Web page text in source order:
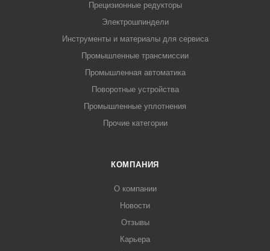
Прецизионные редукторы
Электрошпиндели
Инструменты и материалы для сервиса
Промышленные трансмиссии
Промышленная автоматика
Поворотные устройства
Промышленные уплотнения
Прочие категории
КОМПАНИЯ
О компании
Новости
Отзывы
Карьера